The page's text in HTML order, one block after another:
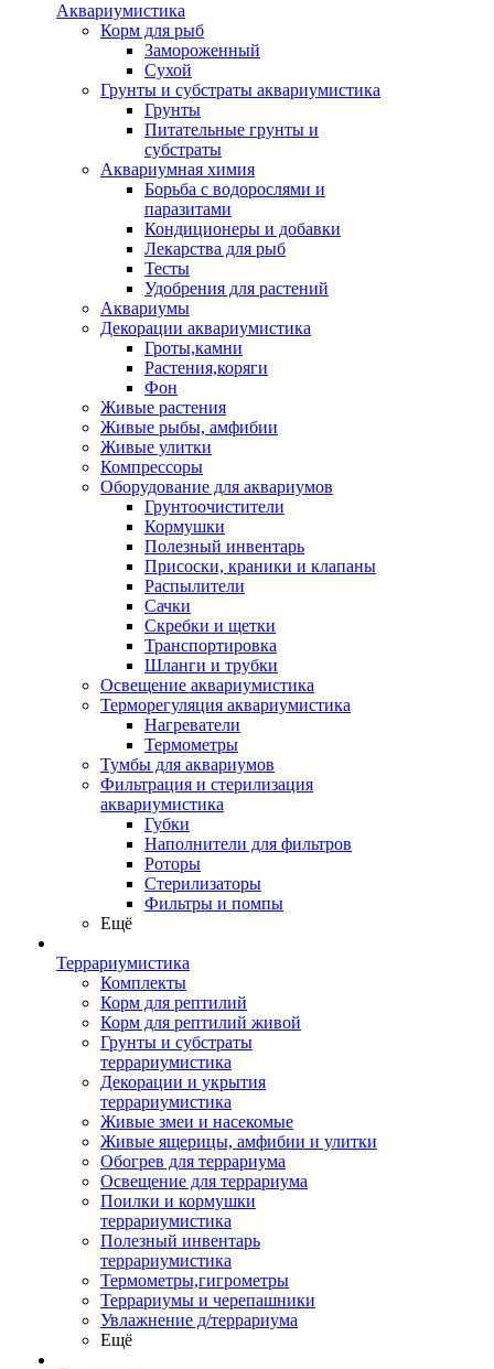
Аквариумистика
Корм для рыб
Замороженный
Сухой
Грунты и субстраты аквариумистика
Грунты
Питательные грунты и
субстраты
Аквариумная химия
Борьба с водорослями и
паразитами
Кондиционеры и добавки
Лекарства для рыб
Тесты
Удобрения для растений
Аквариумы
Декорации аквариумистика
Гроты,камни
Растения,коряги
Фон
Живые растения
Живые рыбы, амфибии
Живые улитки
Компрессоры
Оборудование для аквариумов
Грунтоочистители
Кормушки
Полезный инвентарь
Присоски, краники и клапаны
Распылители
Сачки
Скребки и щетки
Транспортировка
Шланги и трубки
Освещение аквариумистика
Терморегуляция аквариумистика
Нагреватели
Термометры
Тумбы для аквариумов
Фильтрация и стерилизация
аквариумистика
Губки
Наполнители для фильтров
Роторы
Стерилизаторы
Фильтры и помпы
Ещё
Террариумистика
Комплекты
Корм для рептилий
Корм для рептилий живой
Грунты и субстраты
террариумистика
Декорации и укрытия
террариумистика
Живые змеи и насекомые
Живые ящерицы, амфибии и улитки
Обогрев для террариума
Освещение для террариума
Поилки и кормушки
террариумистика
Полезный инвентарь
террариумистика
Термометры,гигрометры
Террариумы и черепашники
Увлажнение д/террариума
Ещё